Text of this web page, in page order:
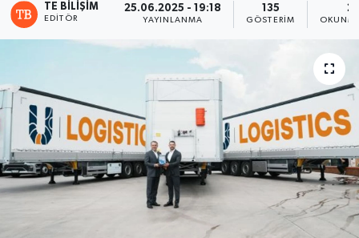
TE BILIŞIM
EDITÖR
25.06.2025 - 19:18
YAYINLANMA
135
GÖSTERIM
2